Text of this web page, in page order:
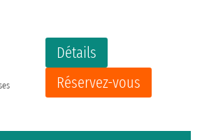
Détails
Réservez-vous